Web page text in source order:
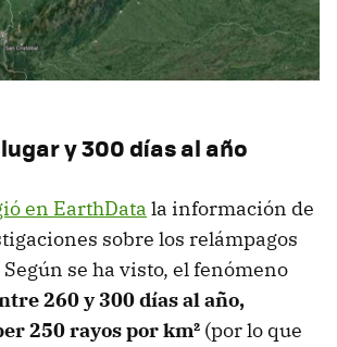
y 300 días al año
en EarthData la información de
sobre los relámpagos
se ha visto, el fenómeno
260 y 300 días al año,
250 rayos por km² (por lo que